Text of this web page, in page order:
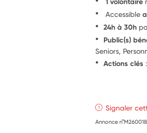
Accessible
24h à 30h
Public(s)
Seniors,
Actions clés
Signaler
Annonce